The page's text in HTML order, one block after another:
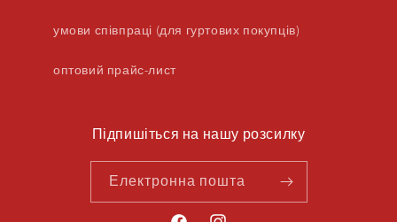
умови співпраці (для гуртових покупців)
оптовий прайс-лист
Підпишіться на нашу розсилку
Електронна пошта